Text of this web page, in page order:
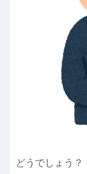
どうでしょう？